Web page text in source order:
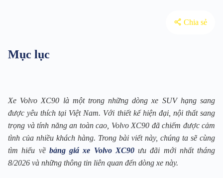
Chia sẻ
Xe Volvo XC90 là một trong những dòng xe SUV hạng sang
được yêu thích tại Việt Nam. Với thiết kế hiện đại, nội thất sang
trọng và tính năng an toàn cao, Volvo XC90 đã chiếm được cảm
tình của nhiều khách hàng. Trong bài viết này, chúng ta sẽ cùng
tìm hiểu về bảng giá xe Volvo XC90ưu đãi mới nhất tháng
8/2026 và những thông tin liên quan đến dòng xe này.
Mục lục